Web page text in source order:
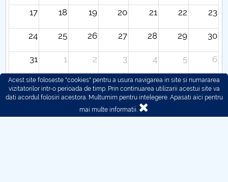
17 18 19 20 21 22 23
24 25 26 27 28 29 30
31 1 2 3 4 5 6
Acest site foloseste "cookies" pentru a usura navigarea in site si numararea
vizitatorilor intr-o perioada de timp. Prin continuarea utilizarii acestui site va
dati acordul folosiri acestora. Multumim pentru intelegere. Apasati aici pentru
mai multe informatii.